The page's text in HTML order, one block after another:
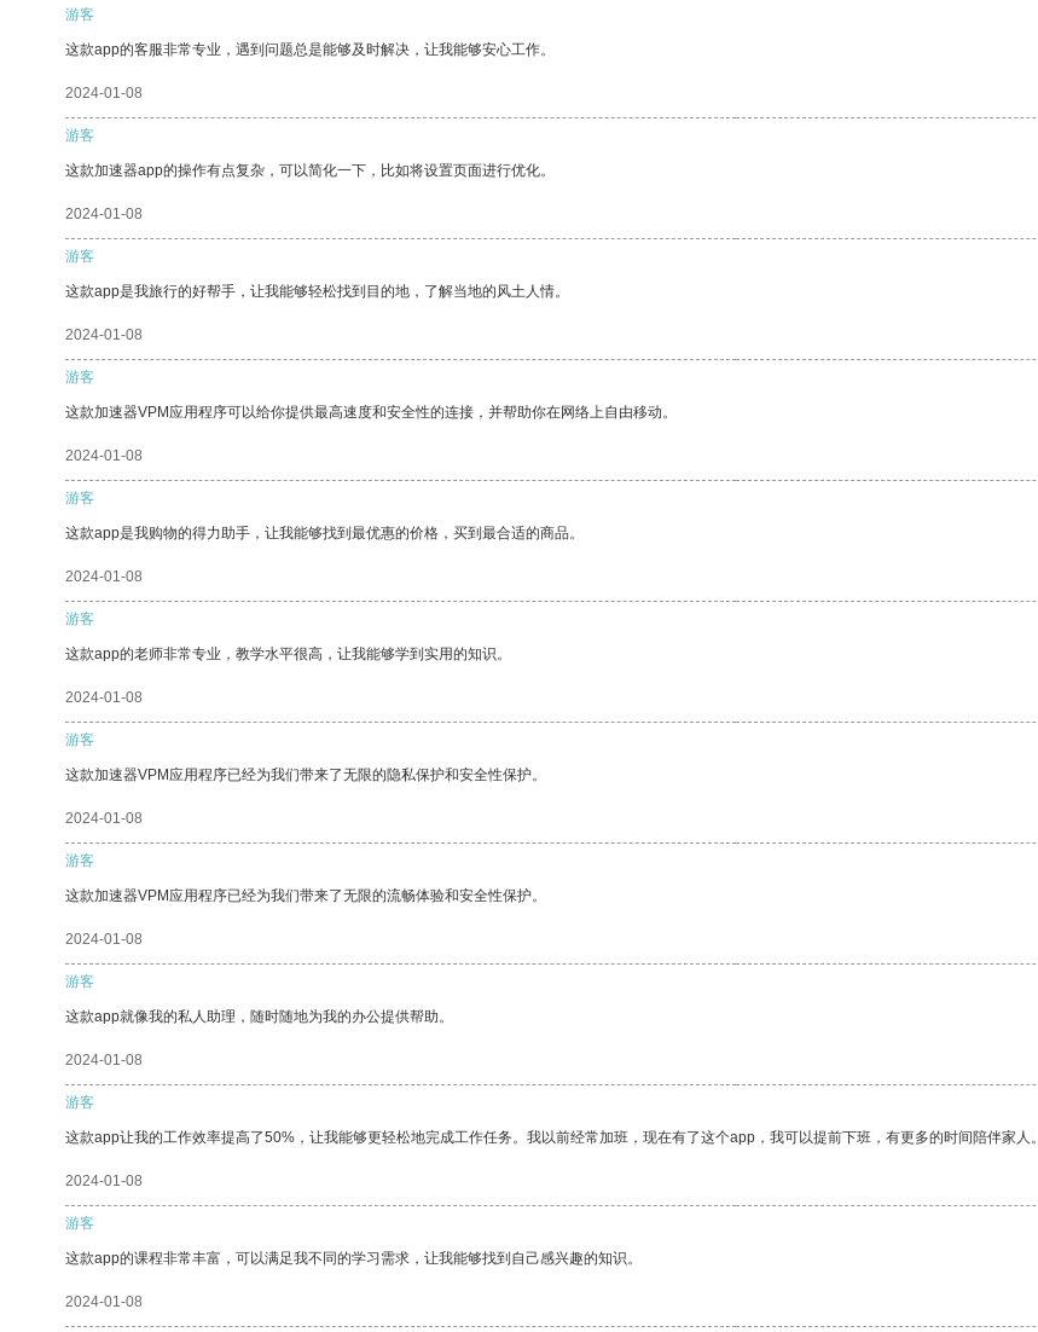
游客
这款app的客服非常专业，遇到问题总是能够及时解决，让我能够安心工作。
2024-01-08
游客
这款加速器app的操作有点复杂，可以简化一下，比如将设置页面进行优化。
2024-01-08
游客
这款app是我旅行的好帮手，让我能够轻松找到目的地，了解当地的风土人情。
2024-01-08
游客
这款加速器VPM应用程序可以给你提供最高速度和安全性的连接，并帮助你在网络上自由移动。
2024-01-08
游客
这款app是我购物的得力助手，让我能够找到最优惠的价格，买到最合适的商品。
2024-01-08
游客
这款app的老师非常专业，教学水平很高，让我能够学到实用的知识。
2024-01-08
游客
这款加速器VPM应用程序已经为我们带来了无限的隐私保护和安全性保护。
2024-01-08
游客
这款加速器VPM应用程序已经为我们带来了无限的流畅体验和安全性保护。
2024-01-08
游客
这款app就像我的私人助理，随时随地为我的办公提供帮助。
2024-01-08
游客
这款app让我的工作效率提高了50%，让我能够更轻松地完成工作任务。我以前经常加班，现在有了这个app，我可以提前下班，有更多的时间陪伴家人。
2024-01-08
游客
这款app的课程非常丰富，可以满足我不同的学习需求，让我能够找到自己感兴趣的知识。
2024-01-08